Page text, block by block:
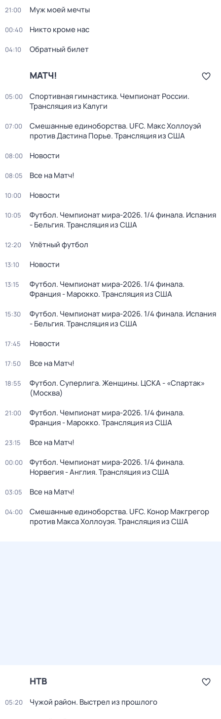
21:00 Муж моей мечты
00:40 Никто кроме нас
04:10 Обратный билет
МАТЧ!
05:00
Спортивная гимнастика. Чемпионат России.
Трансляция из Калуги
07:00
Смешанные единоборства. UFC. Макс Холлоуэй
против Дастина Порье. Трансляция из США
08:00 Новости
08:05 Все на Матч!
10:00 Новости
10:05
Футбол. Чемпионат мира-2026. 1/4 финала. Испания
- Бельгия. Трансляция из США
12:20 Улётный футбол
13:10 Новости
13:15
Футбол. Чемпионат мира-2026. 1/4 финала.
Франция - Марокко. Трансляция из США
15:30
Футбол. Чемпионат мира-2026. 1/4 финала. Испания
- Бельгия. Трансляция из США
17:45 Новости
17:50 Все на Матч!
18:55
Футбол. Суперлига. Женщины. ЦСКА - «Спартак»
(Москва)
21:00
Футбол. Чемпионат мира-2026. 1/4 финала.
Франция - Марокко. Трансляция из США
23:15 Все на Матч!
00:00
Футбол. Чемпионат мира-2026. 1/4 финала.
Норвегия - Англия. Трансляция из США
03:05 Все на Матч!
04:00
Смешанные единоборства. UFC. Конор Макгрегор
против Макса Холлоуэя. Трансляция из США
НТВ
05:20 Чужой район. Выстрел из прошлого